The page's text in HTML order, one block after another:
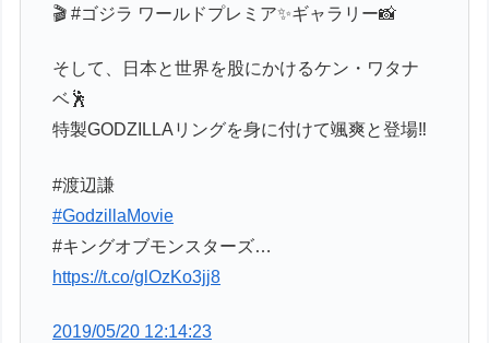
🎬 #ゴジラ ワールドプレミア✨ギャラリー📸
そして、日本と世界を股にかけるケン・ワタナ
ベ🕺
特製GODZILLAリングを身に付けて颯爽と登場‼️
#渡辺謙
#GodzillaMovie
#キングオブモンスターズ…
https://t.co/glOzKo3jj8
2019/05/20 12:14:23